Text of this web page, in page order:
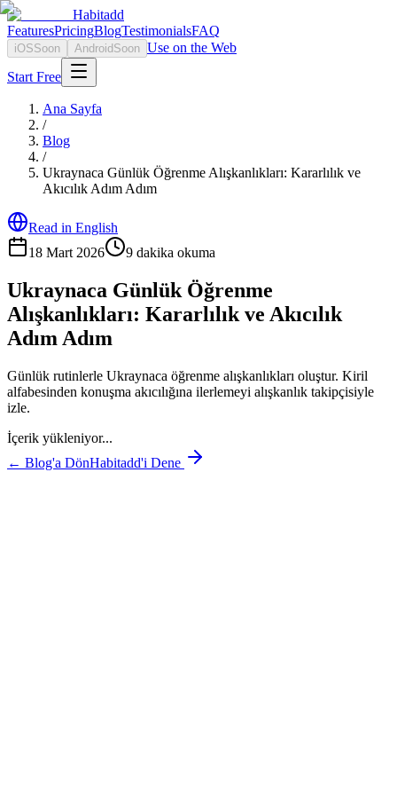
Habitadd
FeaturesPricingBlogTestimonialsFAQ
iOSSoon Android Soon Use on the Web
Start Free
Ana Sayfa
/
Blog
/
Ukraynaca Günlük Öğrenme Alışkanlıkları: Kararlılık ve
Akıcılık Adım Adım
Read in English
18 Mart 2026
9 dakika okuma
Ukraynaca Günlük Öğrenme
Alışkanlıkları: Kararlılık ve Akıcılık
Adım Adım
Günlük rutinlerle Ukraynaca öğrenme alışkanlıkları oluştur. Kiril
alfabesinden konuşma akıcılığına ilerlemeyi alışkanlık takipçisiyle
izle.
İçerik yükleniyor...
← Blog'a DönHabitadd'i Dene